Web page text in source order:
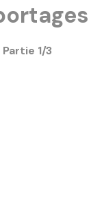
Partie 1/3